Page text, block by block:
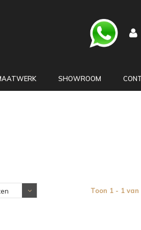
SHOWROOM
Toon 1 - 1 van